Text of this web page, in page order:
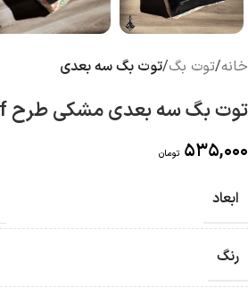
خانه توت بگ توت بگ سه بعدی
توت بگ سه بعدی مشکی طرح The Sheaf
535,000 تومان
ابعاد
رنگ